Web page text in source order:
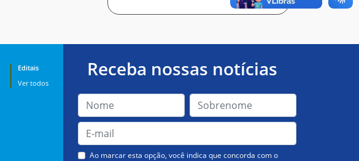
Editais
Ver todos
Receba nossas notícias
Ao marcar esta opção, você indica que concorda com o